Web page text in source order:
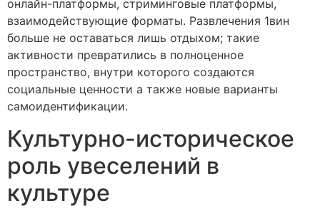
онлайн-платформы, стриминговые платформы,
взаимодействующие форматы. Развлечения 1вин
больше не оставаться лишь отдыхом; такие
активности превратились в полноценное
пространство, внутри которого создаются
социальные ценности а также новые варианты
самоидентификации.
Культурно-историческое
роль увеселений в
культуре